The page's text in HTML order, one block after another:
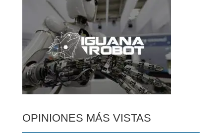
OPINIONES MÁS VISTAS